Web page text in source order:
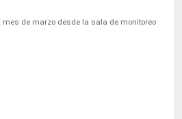
mes de marzo desde la sala de monitoreo